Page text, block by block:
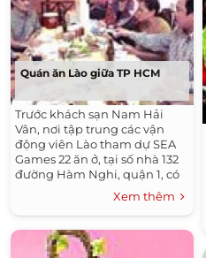
Quán ăn Lào giữa TP HCM
Trước khách sạn Nam Hải
Vân, nơi tập trung các vận
động viên Lào tham dự SEA
Games 22 ăn ở, tại số nhà 132
đường Hàm Nghi, quận 1, có
một quán ăn chuyên về ẩm
thực của các bộ tộc Lào mang
một cái tên thật dân dã: Hạn
ahán Lào xẹp lái (có nghĩa là
Quán ăn Lào ngon lắm).
Xem thêm